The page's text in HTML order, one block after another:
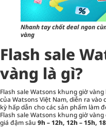
Nhanh tay chốt deal ngon
vàng
Flash sale
vàng là gì?
Flash sale Watsons khung giờ vàng
của Watsons Việt Nam, diễn ra
kỳ hấp dẫn cho các sản phẩm làm
Flash sale Watsons khung giờ
giá đậm sâu 9h – 12h, 12h – 15h,